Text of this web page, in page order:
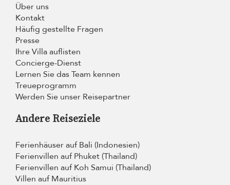
Über uns
Kontakt
Häufig gestellte Fragen
Presse
Ihre Villa auflisten
Concierge-Dienst
Lernen Sie das Team kennen
Treueprogramm
Werden Sie unser Reisepartner
Andere Reiseziele
Ferienhäuser auf Bali (Indonesien)
Ferienvillen auf Phuket (Thailand)
Ferienvillen auf Koh Samui (Thailand)
Villen auf Mauritius